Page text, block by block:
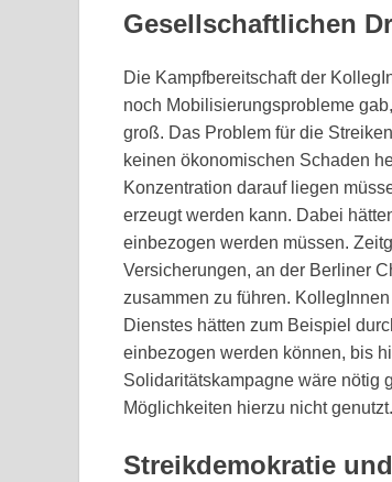
Gesellschaftlichen
Die Kampfbereitschaft der
noch Mobilisierungsprobleme
groß. Das Problem für die
keinen ökonomischen Schaden
Konzentration darauf liegen
erzeugt werden kann. Dabei
einbezogen werden müssen.
Versicherungen, an der Berliner
zusammen zu führen.
Dienstes hätten zum Beispiel
einbezogen werden können, bis
Solidaritätskampagne wäre nötig
Möglichkeiten hierzu nicht
Streikdemokratie